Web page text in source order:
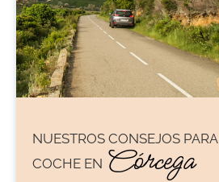
NUESTROS CONSEJOS PARA
COCHE EN Córcega